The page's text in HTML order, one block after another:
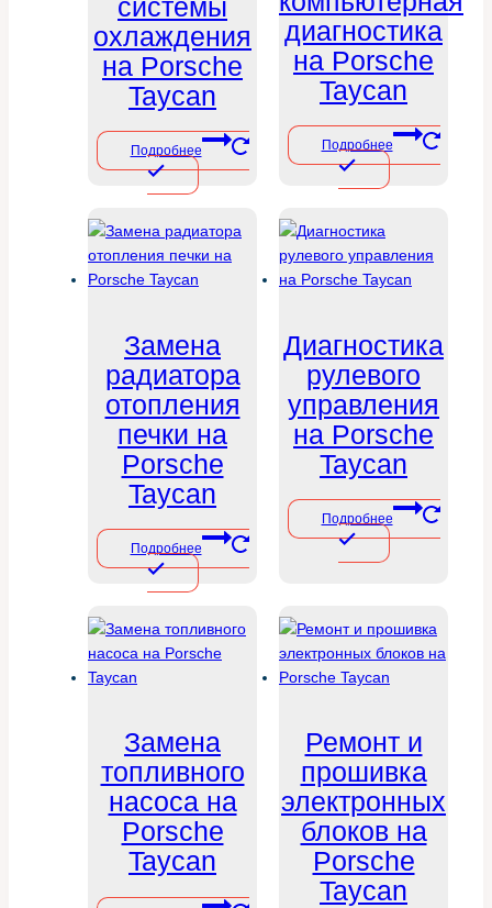
системы
охлаждения
на Porsche
Taycan
Подробнее
диагностика
на Porsche
Taycan
Подробнее
Замена
радиатора
отопления
печки на
Porsche
Taycan
Подробнее
Диагностика
рулевого
управления
на Porsche
Taycan
Подробнее
Замена
топливного
насоса на
Porsche
Taycan
Ремонт и
прошивка
электронных
блоков на
Porsche
Taycan